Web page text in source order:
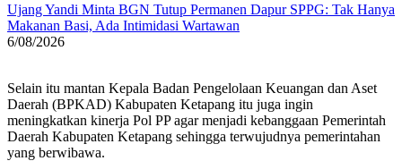
Ujang Yandi Minta BGN Tutup Permanen Dapur SPPG: Tak Hanya
Makanan Basi, Ada Intimidasi Wartawan
6/08/2026
Selain itu mantan Kepala Badan Pengelolaan Keuangan dan Aset
Daerah (BPKAD) Kabupaten Ketapang itu juga ingin
meningkatkan kinerja Pol PP agar menjadi kebanggaan Pemerintah
Daerah Kabupaten Ketapang sehingga terwujudnya pemerintahan
yang berwibawa.